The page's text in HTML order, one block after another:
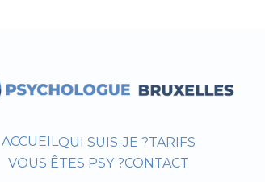
ACCUEILQUI SUIS-JE ?TARIFS
VOUS ÊTES PSY ?CONTACT